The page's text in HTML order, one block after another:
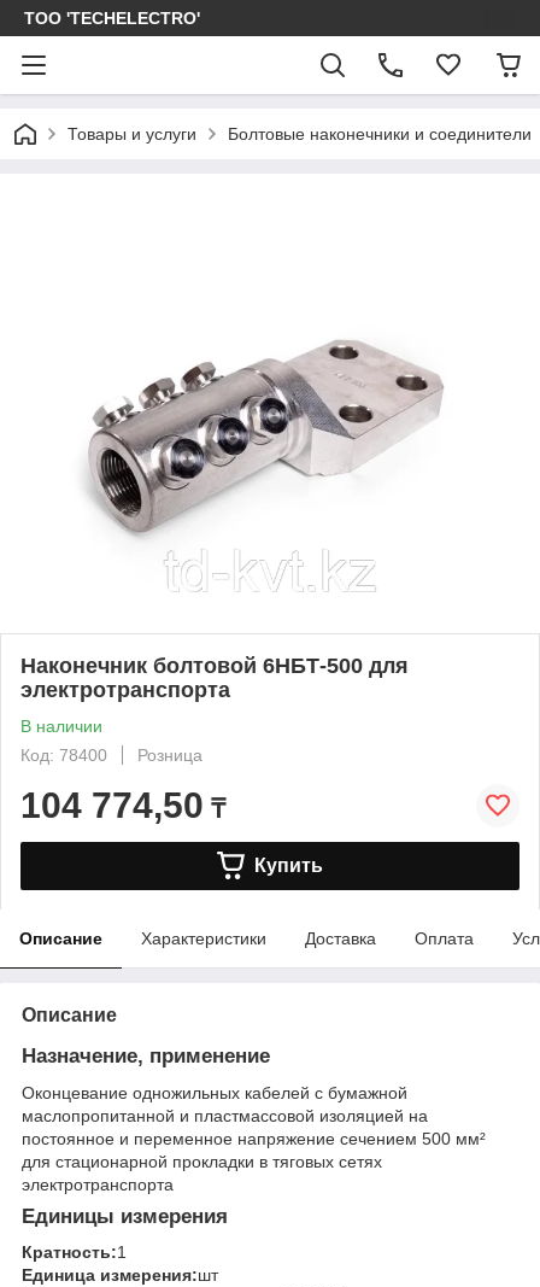
ТОО 'TECHELECTRO'
Товары и услуги Болтовые наконечники и соединители
Наконечник болтовой 6НБТ-500 для
электротранспорта
В наличии
Код: 78400
Розница
104 774,50 ₸
Купить
Описание Характеристики Доставка Оплата
Описание
Назначение, применение
Оконцевание одножильных кабелей с бумажной
маслопропитанной и пластмассовой изоляцией на
постоянное и переменное напряжение сечением 500 мм²
для стационарной прокладки в тяговых сетях
электротранспорта
Единицы измерения
Кратность:1
Единица измерения:шт